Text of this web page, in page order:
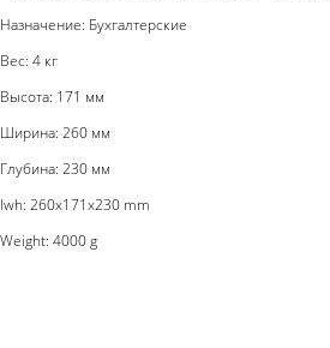
Назначение: Бухгалтерские
Вес: 4 кг
Высота: 171 мм
Ширина: 260 мм
Глубина: 230 мм
lwh: 260x171x230 mm
Weight: 4000 g